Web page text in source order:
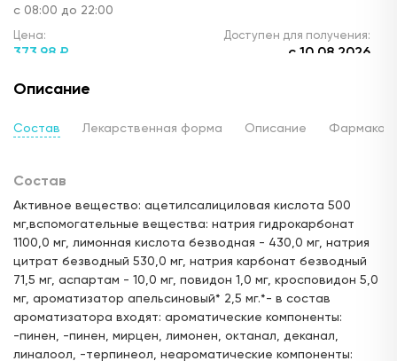
с 08:00 до 22:00
Цена:
373, 98 ₽
Доступен для получения:
с 10.08.2026
Доступно: 5200
ул. Ю. Фучика, д.90 (ТЦ "Франт")
450,90 ₽
Доступно: 5200 В наличии: 1 Под заказ: 5199
ул. Горького, д.17
24 часа
Цена:
378,00 ₽
Доступен для получения:
с 10.08.2026
Под заказ: 5199
Описание
Состав Лекарственная форма Описание
Состав
Активное вещество: ацетилсалициловая кислота 500
мг,вспомогательные вещества: натрия гидрокарбонат
1100,0 мг, лимонная кислота безводная - 430,0 мг, натрия
цитрат безводный 530,0 мг, натрия карбонат безводный
71,5 мг, аспартам - 10,0 мг, повидон 1,0 мг, кросповидон 5,0
мг, ароматизатор апельсиновый* 2,5 мг.*- в состав
ароматизатора входят: ароматические компоненты:
-пинен, -пинен, мирцен, лимонен, октанал, деканал,
линалоол, -терпинеол, неароматические компоненты: